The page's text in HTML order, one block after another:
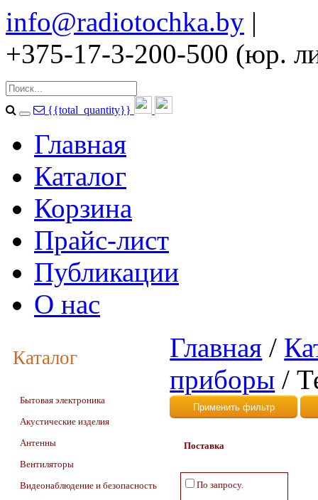
info@radiotochka.by |
+375-17-3-200-500 (юр.
{{total_quantity}}
Главная
Каталог
Корзина
Прайс-лист
Публикации
О нас
Каталог
Бытовая электроника
Акустические изделия
Антенны
Вентиляторы
Видеонаблюдение и безопасность
Главная /
приборы /
Поставка
По запросу.